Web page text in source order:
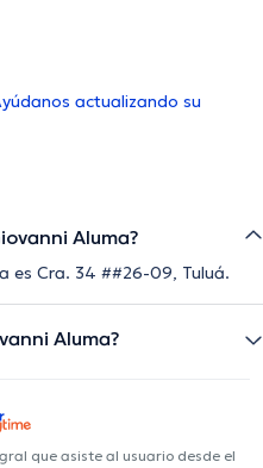
actualizando su
Aluma?
es Cra. 34 ##26-09, Tuluá.
Aluma?
que asiste al usuario desde el